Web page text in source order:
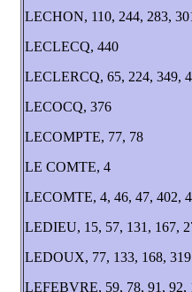
LECHON, 110, 244, 283,
LECLECQ, 440
LECLERCQ, 65, 224, 349,
LECOCQ, 376
LECOMPTE, 77, 78
LE COMTE, 4
LECOMTE, 4, 46, 47, 402,
LEDIEU, 15, 57, 131, 167,
LEDOUX, 77, 133, 168, 319
LEFEBVRE, 59, 78, 91, 92,